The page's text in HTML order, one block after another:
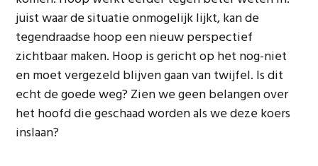
juist waar de situatie onmogelijk lijkt, kan de
tegendraadse hoop een nieuw perspectief
zichtbaar maken. Hoop is gericht op het nog-niet
en moet vergezeld blijven gaan van twijfel. Is dit
echt de goede weg? Zien we geen belangen over
het hoofd die geschaad worden als we deze koers
inslaan?